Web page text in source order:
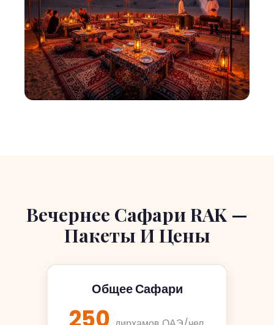
Вечернее Сафари RAK —
Пакеты И Цены
Общее Сафари